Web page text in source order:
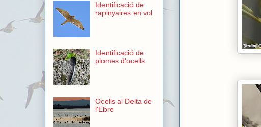
Identificació de
rapinyaires en vol
Identificació de
plomes d'ocells
Ocells al Delta de
l'Ebre